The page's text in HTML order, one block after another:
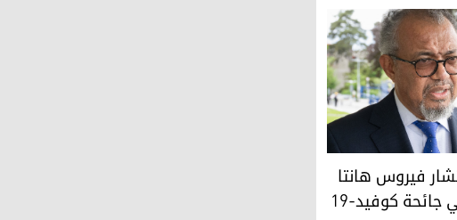
لتأمين الإجلاء
تيدروس أدهانوم غيبريسوس (فرانس برس)
فيروس هانتا
كوفيد-19